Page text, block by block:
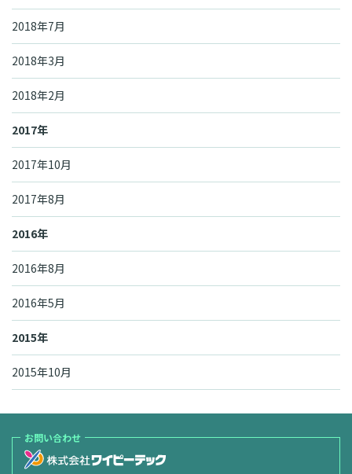
2018年7月
2018年3月
2018年2月
2017年
2017年10月
2017年8月
2016年
2016年8月
2016年5月
2015年
2015年10月
お問い合わせ